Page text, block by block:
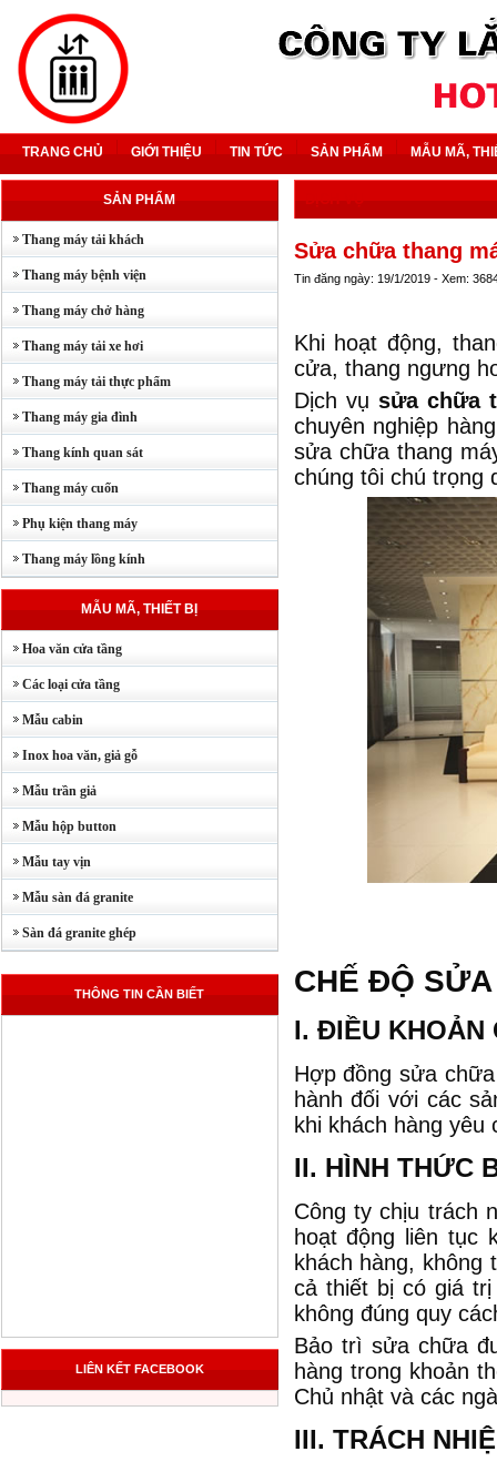
TRANG CHỦ GIỚI THIỆU TIN TỨC SẢN PHẨM MẪU MÃ,
SẢN PHẨM
Thang máy tải khách
Thang máy bệnh viện
Thang máy chở hàng
Thang máy tải xe hơi
Thang máy tải thực phẩm
Thang máy gia đình
Thang kính quan sát
Thang máy cuốn
Phụ kiện thang máy
Thang máy lồng kính
MẪU MÃ, THIẾT BỊ
Hoa văn cửa tầng
Các loại cửa tầng
Mẫu cabin
Inox hoa văn, giả gỗ
Mẫu trần giả
Mẫu hộp button
Mẫu tay vịn
Mẫu sàn đá granite
Sàn đá granite ghép
THÔNG TIN CẦN BIẾT
LIÊN KẾT FACEBOOK
Sửa chữa thang
Tin đăng ngày: 19/1/2019 - Xem:
Khi hoạt động,
cửa, thang ngưng
Dịch vụ sửa chữa
chuyên nghiệp
sửa chữa thang
chúng tôi chú trọng
CHẾ ĐỘ
I. ĐIỀU KHOẢN
Hợp đồng sửa
hành đối với các
khi khách hàng yêu
II. HÌNH THỨC
Công ty chịu trách
hoạt động liên tục
khách hàng, không
cả thiết bị có giá
không đúng quy
Bảo trì sửa chữa
hàng trong khoản
Chủ nhật và các
III. TRÁCH